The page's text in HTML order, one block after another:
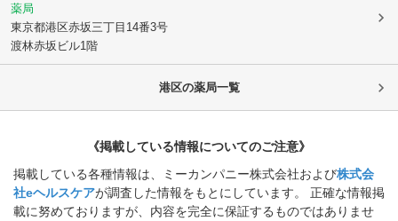
薬局
東京都港区赤坂三丁目14番3号
渡林赤坂ビル1階
港区の薬局一覧
《掲載している情報についてのご注意》
掲載している各種情報は、ミーカンパニー株式会社および株式会
社eヘルスケアが調査した情報をもとにしています。 正確な情報掲
載に努めておりますが、内容を完全に保証するものではありませ